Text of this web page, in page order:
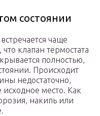
состоянии
чаще
клапан термостата
полностью,
Происходит
недостаточно,
исходное место. Как
накипь или